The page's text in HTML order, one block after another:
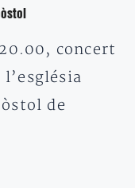
concert
l’església
de